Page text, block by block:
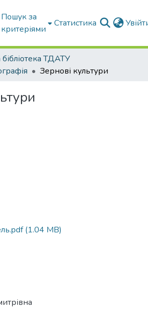
Пошук за
критеріями
Статистика
ТДАТУ
Зернові культури
(1.04 MB)